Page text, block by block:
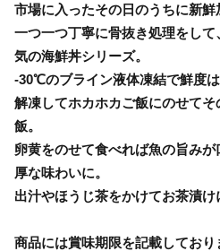
市場に入ったその日のうちに新鮮
一つ一つ丁寧に骨抜き処理をし
気の海鮮丼シリーズ。
-30℃のブライン液体凍結で鮮度は
解凍してホカホカご飯にのせて
飯。
卵黄をのせて食べれば魚の旨み
厚な味わいに。
出汁やほうじ茶をかけてお茶漬け
商品には賞味期限を記載してお